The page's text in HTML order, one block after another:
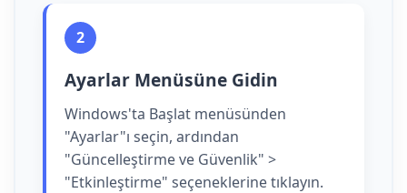
2
Ayarlar Menüsüne Gidin
Windows'ta Başlat menüsünden
"Ayarlar"ı seçin, ardından
"Güncelleştirme ve Güvenlik" >
"Etkinleştirme" seçeneklerine tıklayın.